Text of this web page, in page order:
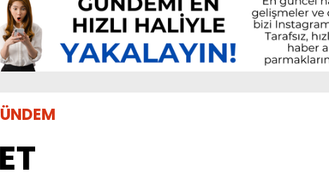
ÖZEL KİTAPLAR…
KOSOVA YOLUNDA…
MAHALLE MAHALLE KAN BAĞIŞI SEFERBERLİĞİ